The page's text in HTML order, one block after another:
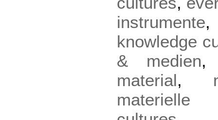
instrumente
knowledge
& medien
material,
materielle